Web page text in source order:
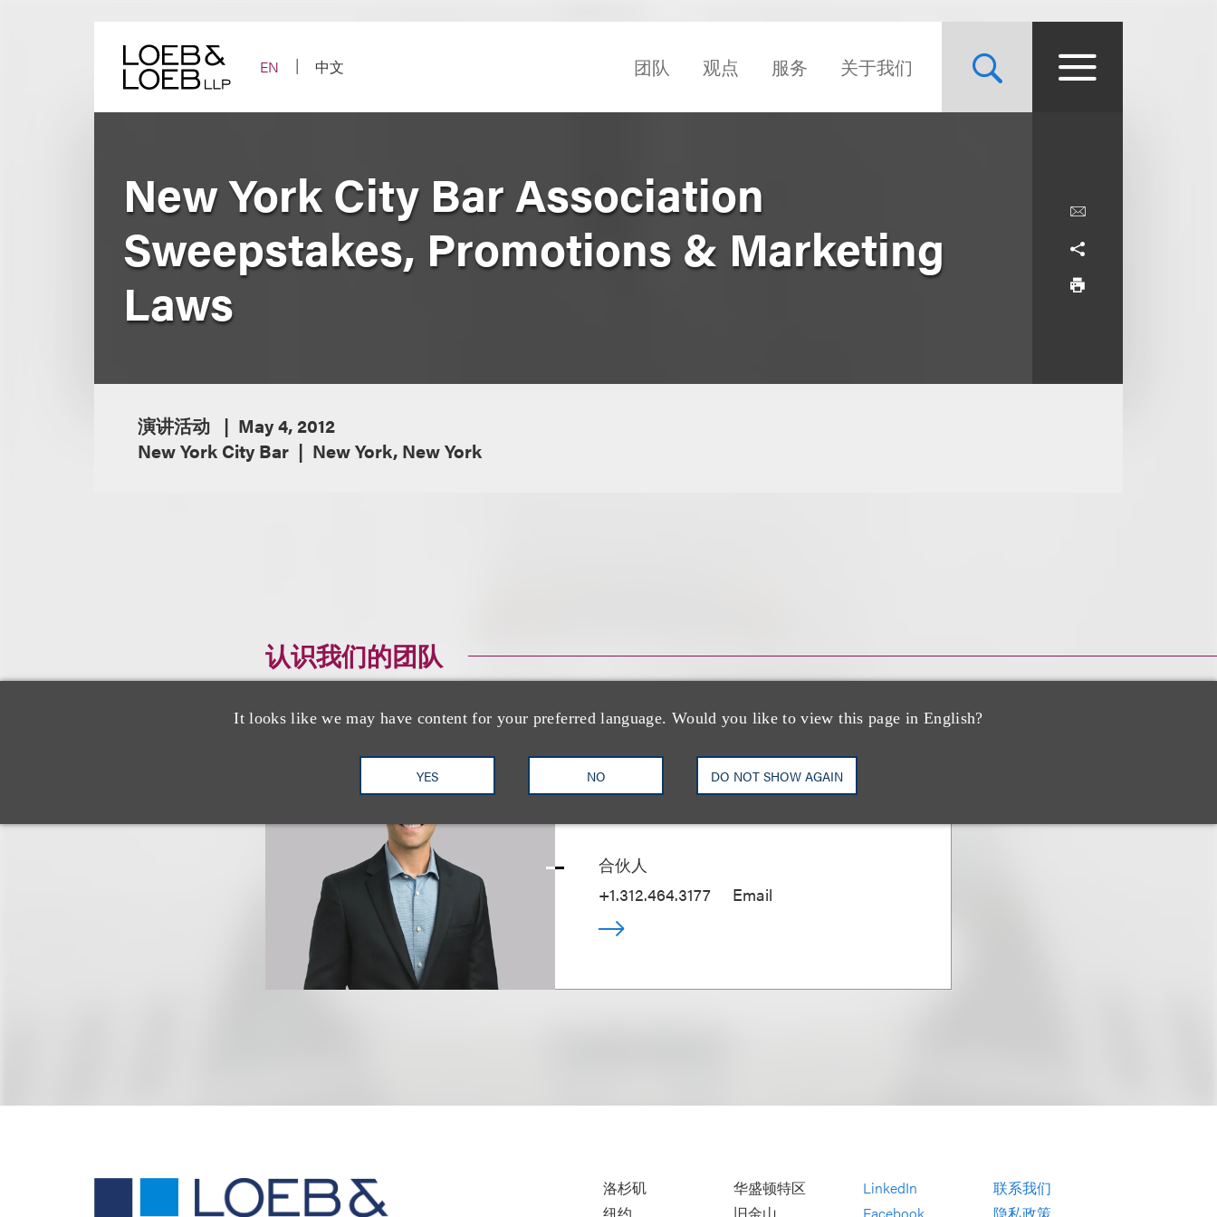
EN
中文 团队 观点 服务 关于我们
It looks like we may have content for your preferred language. Would you like to view this page in English?
YES NO DO NOT SHOW AGAIN
New York City Bar Association
Sweepstakes, Promotions & Marketing
Laws
演讲活动
May 4, 2012
New York City Bar
New York, New York
认识我们的团队
合伙人
+1.312.464.3177
Email
洛杉矶
华盛顿特区
LinkedIn
联系我们